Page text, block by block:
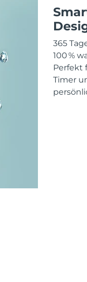
365
100 %
Perfekt
Timer